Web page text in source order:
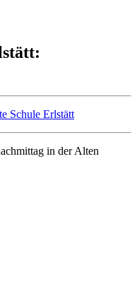
Schule Erlstätt
in der Alten